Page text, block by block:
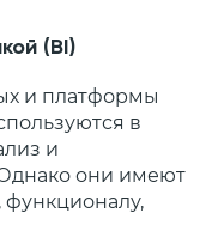
(BI)
и платформы
в
и
они имеют